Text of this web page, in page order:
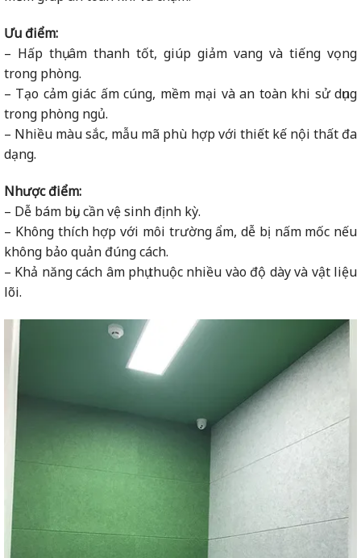
Ưu điểm:
– Hấp thụ âm thanh tốt, giúp giảm vang và tiếng vọng
trong phòng.
– Tạo cảm giác ấm cúng, mềm mại và an toàn khi sử dụng
trong phòng ngủ.
– Nhiều màu sắc, mẫu mã phù hợp với thiết kế nội thất đa
dạng.
Nhược điểm:
– Dễ bám bụi, cần vệ sinh định kỳ.
– Không thích hợp với môi trường ẩm, dễ bị nấm mốc nếu
không bảo quản đúng cách.
– Khả năng cách âm phụ thuộc nhiều vào độ dày và vật liệu
lõi.